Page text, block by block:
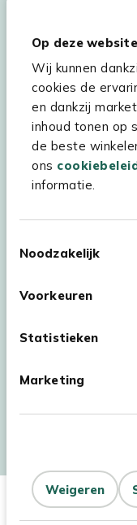
Op deze
Wij kunnen
cookies de
en dankzij
inhoud tonen op
de beste
ons
informatie.
Noodzakelijk
Voorkeuren
Statistieken
Marketing
Weigeren
Dit product is
voorraad
Hulp & service
Assortiment
Kees Smit
Experience Stores